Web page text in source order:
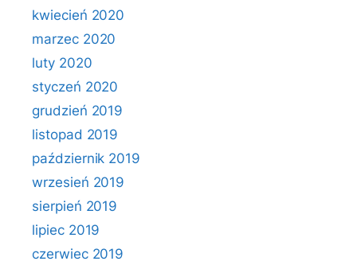
kwiecień 2020
marzec 2020
luty 2020
styczeń 2020
grudzień 2019
listopad 2019
październik 2019
wrzesień 2019
sierpień 2019
lipiec 2019
czerwiec 2019